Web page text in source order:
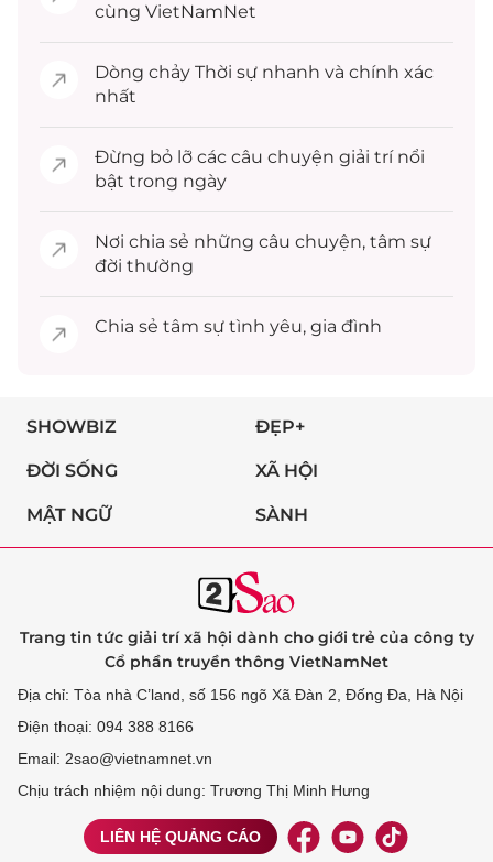
cùng VietNamNet
Dòng chảy Thời sự nhanh và chính xác
nhất
Đừng bỏ lỡ các câu chuyện giải trínổi
bật trong ngày
Nơi chia sẻ những câu chuyện, tâm sự
đời thường
Chia sẻ tâm sự tình yêu, gia đình
SHOWBIZ ĐẸP+
ĐỜI SỐNG XÃ HỘI
MẬT NGỮ SÀNH
Trang tin tức giải trí xã hội dành cho giới trẻ của công ty
Cổ phần truyền thông VietNamNet
Địa chỉ: Tòa nhà C’land, số 156 ngõ Xã Đàn 2, Đống Đa, Hà Nội
Điện thoại: 094 388 8166
Email: 2sao@vietnamnet.vn
Chịu trách nhiệm nội dung: Trương Thị Minh Hưng
LIÊN HỆ QUẢNG CÁO